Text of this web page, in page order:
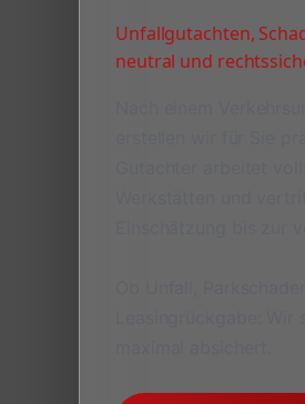
Unfallgutachten,
neutral und